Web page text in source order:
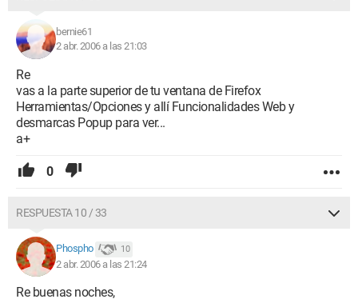
bernie61
2 abr. 2006 a las 21:03
Re
vas a la parte superior de tu ventana de Firefox
Herramientas/Opciones y allí Funcionalidades Web y
desmarcas Popup para ver...
a+
0
RESPUESTA 10 / 33
Phospho 10
2 abr. 2006 a las 21:24
Re buenas noches,